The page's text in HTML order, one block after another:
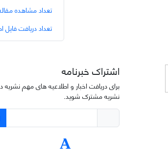
تعداد مشاهده
تعداد دریافت
اشتراک خبرنامه
برای دریافت اخبار و اطلاعیه های مهم نشریه
نشریه مشترک شوید.